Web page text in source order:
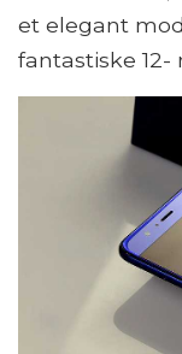
et elegant
fantastiske